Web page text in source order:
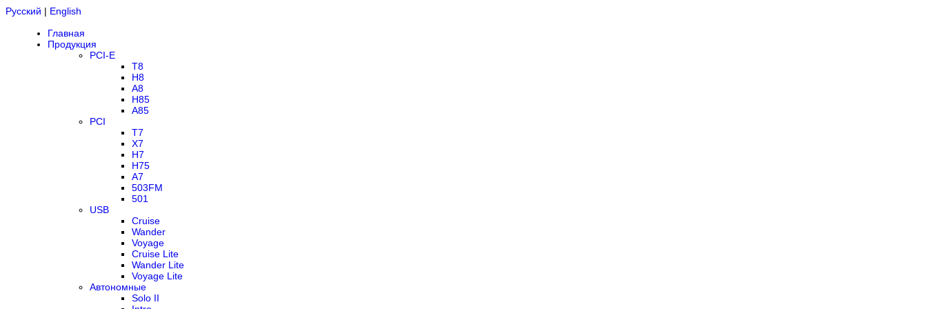
Русский | English
Главная
Продукция
PCI-E
T8
H8
A8
H85
A85
PCI
T7
X7
H7
H75
A7
503FM
501
USB
Cruise
Wander
Voyage
Cruise Lite
Wander Lite
Voyage Lite
Автономные
Solo II